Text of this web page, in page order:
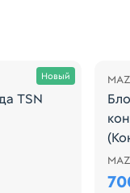
ех
Новый
TSN